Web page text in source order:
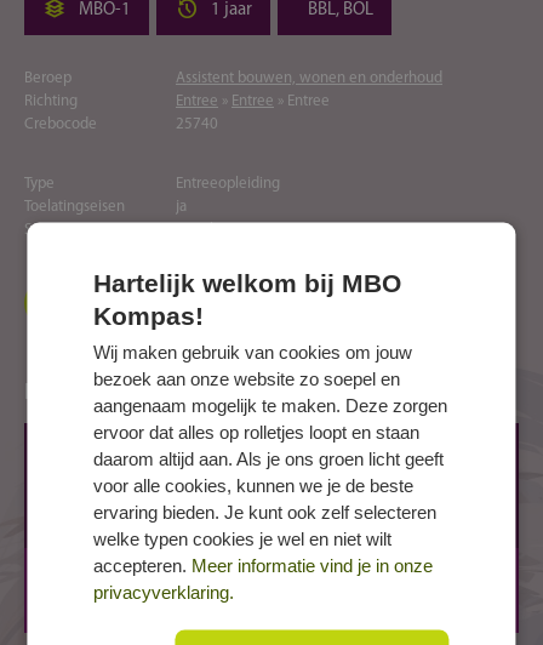
MBO-1 1 jaar BBL, BOL
Beroep
Assistent bouwen, wonen en onderhoud
Richting
Entree » Entree » Entree
Crebocode
25740
Type
Entreeopleiding
Toelatingseisen
ja
Soort
Naar website opleider
Locaties
AMERSFOORT, Valutaboulevard
Valutaboulevard 20
3825 BT AMERSFOORT
BBL
1 jaar
BOL
Hartelijk welkom bij MBO
Kompas!
Wij maken gebruik van cookies om jouw
bezoek aan onze website zo soepel en
aangenaam mogelijk te maken. Deze zorgen
ervoor dat alles op rolletjes loopt en staan
daarom altijd aan. Als je ons groen licht geeft
voor alle cookies, kunnen we je de beste
ervaring bieden. Je kunt ook zelf selecteren
welke typen cookies je wel en niet wilt
accepteren. Meer informatie vind je in onze
privacyverklaring.